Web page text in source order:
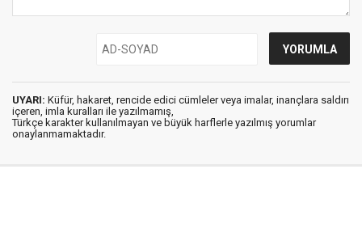
UYARI: Küfür, hakaret, rencide edici cümleler veya imalar, inançlara saldırı
içeren, imla kuralları ile yazılmamış,
Türkçe karakter kullanılmayan ve büyük harflerle yazılmış yorumlar
onaylanmamaktadır.